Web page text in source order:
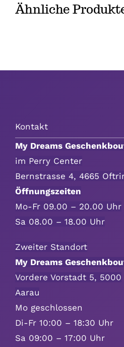
Ähnliche
Kontakt
My Dreams
im Perry Center
Bernstrasse 4, 4665
Öffnungszeiten
Mo-Fr 09.00 – 20.00 Uhr
Sa 08.00 – 18.00 Uhr
Zweiter Standort
My Dreams
Vordere Vorstadt 5, 5000
Aarau
Mo geschlossen
Di-Fr 10:00 – 18:30 Uhr
Sa 09:00 – 17:00 Uhr